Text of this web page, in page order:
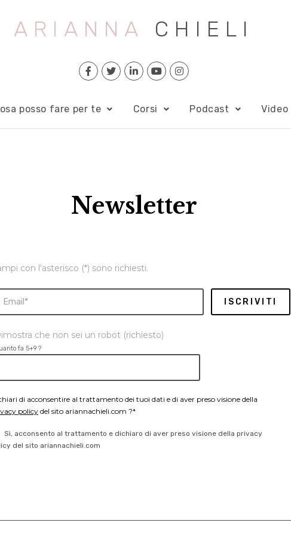
ARIANNA CHIELI
posso fare per te Corsi Podcast Video
Newsletter
con l'asterisco (*) sono richiesti.
che non sei un robot (richiesto)
fa 5+9 ?
di acconsentire al trattamento dei tuoi dati e di aver preso visione della
policydel sito ariannachieli.com ?*
Sì, acconsento al trattamento e dichiaro di aver preso visione della privacy
del sito ariannachieli.com